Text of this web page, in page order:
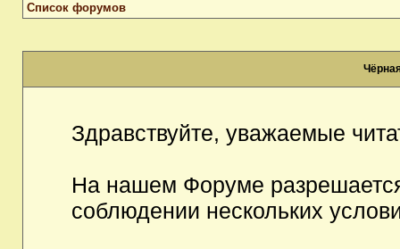
Список форумов
Здравствуйте, уважаемые
На нашем Форуме
соблюдении нескольких